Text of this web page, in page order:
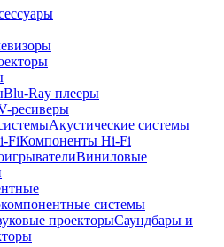
Blu-Ray плееры
ресиверы
Акустические системы
FiКомпоненты Hi-Fi
Виниловые
системы
проекторыСаундбары и